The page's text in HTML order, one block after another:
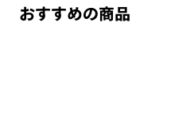
おすすめの商品